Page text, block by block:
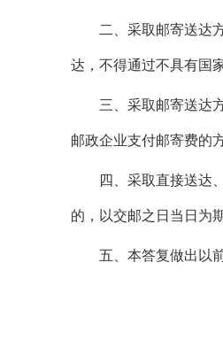
二、采取邮寄送达
达，不得通过不具有国
三、采取邮寄送达
邮政企业支付邮寄费的
四、采取直接送达
的，以交邮之日当日为
五、本答复做出以